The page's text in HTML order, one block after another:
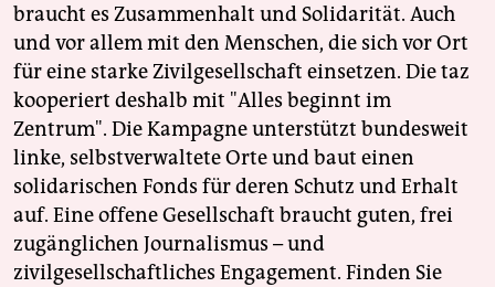
braucht es Zusammenhalt und Solidarität. Auch
und vor allem mit den Menschen, die sich vor Ort
für eine starke Zivilgesellschaft einsetzen. Die taz
kooperiert deshalb mit "Alles beginnt im
Zentrum". Die Kampagne unterstützt bundesweit
linke, selbstverwaltete Orte und baut einen
solidarischen Fonds für deren Schutz und Erhalt
auf. Eine offene Gesellschaft braucht guten, frei
zugänglichen Journalismus – und
zivilgesellschaftliches Engagement. Finden Sie